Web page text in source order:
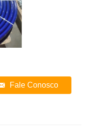
Fale Conosco